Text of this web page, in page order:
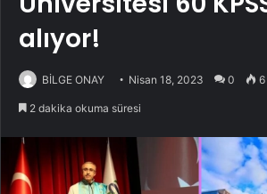
alıyor!
BİLGE ONAY Nisan 18, 2023 0 6
2 dakika okuma süresi